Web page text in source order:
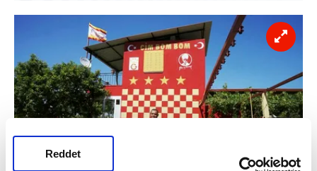
Reddet